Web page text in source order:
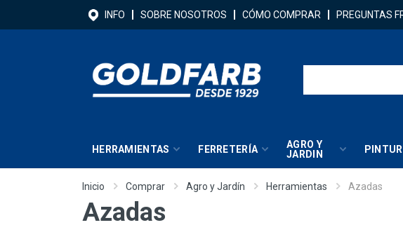
INFO SOBRE NOSOTROS CÓMO COMPRAR PREGUNTAS
HERRAMIENTAS FERRETERÍA
AGRO Y
JARDIN
Inicio Comprar Agro y Jardín Herramientas Azadas
Azadas